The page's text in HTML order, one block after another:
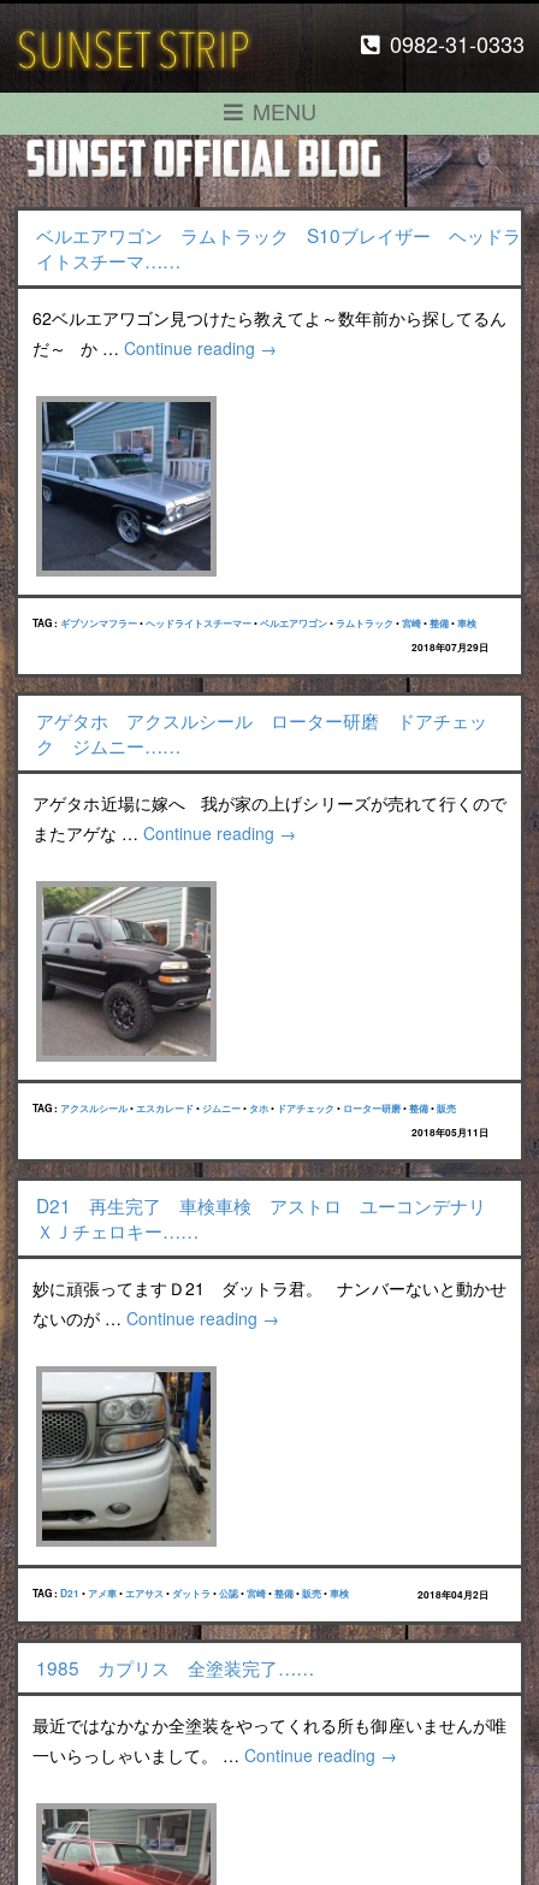
0982-31-0333
MENU
ベルエアワゴン ラムトラック S10ブレイザー ヘッドラ
イトスチーマ……
62ベルエアワゴン見つけたら教えてよ～数年前から探してるん
だ～ か … Continue reading →
TAG : ギブソンマフラー•ヘッドライトスチーマー•ベルエアワゴン• ラムトラック •宮崎•整備•車検
2018年07月29日
アゲタホ アクスルシール ローター研磨 ドアチェッ
ク ジムニー……
アゲタホ近場に嫁へ 我が家の上げシリーズが売れて行くので
またアゲな … Continue reading →
TAG : アクスルシール•エスカレード• ジムニー• タホ• ドアチェック • ローター研磨•整備•販売
2018年05月11日
D21 再生完了 車検車検 アストロ ユーコンデナリ
ＸＪチェロキー……
妙に頑張ってますＤ21 ダットラ君。 ナンバーないと動かせ
ないのが … Continue reading →
TAG : D21 •アメ車•エアサス• ダットラ •公認•宮崎•整備•販売•車検 2018年04月2日
1985 カプリス 全塗装完了……
最近ではなかなか全塗装をやってくれる所も御座いませんが唯
一いらっしゃいまして。 … Continue reading →